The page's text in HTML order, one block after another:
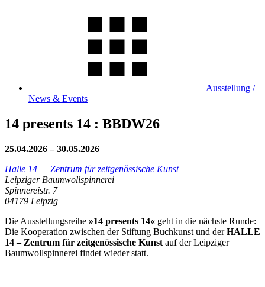
Ausstellung /
News & Events
14 presents 14 : BBDW26
25.04.2026–30.05.2026
Halle 14 — Zentrum für zeitgenössische Kunst
Leipziger Baumwollspinnerei
Spinnereistr. 7
04179 Leipzig
Die Ausstellungsreihe »14 presents 14« geht in die nächste Runde:
Die Kooperation zwischen der Stiftung Buchkunst und derHALLE
14 – Zentrum für zeitgenössische Kunst auf der Leipziger
Baumwollspinnerei findet wieder statt.